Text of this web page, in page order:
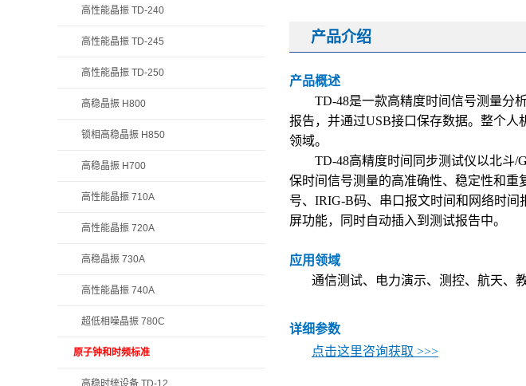
高性能晶振 TD-240
高性能晶振 TD-245
高性能晶振 TD-250
高稳晶振 H800
锁相高稳晶振 H850
高稳晶振 H700
高性能晶振 710A
高性能晶振 720A
高稳晶振 730A
高性能晶振 740A
超低相噪晶振 780C
原子钟和时频标准
高稳时统设备 TD-12
产品介绍
产品概述
TD-48是一款高精度时间信号测量分
报告，并通过USB接口保存数据。整个
领域。
TD-48高精度时间同步测试仪以北斗/
保时间信号测量的高准确性、稳定性和
号、IRIG-B码、串口报文时间和网络时
屏功能，同时自动插入到测试报告中。
应用领域
通信测试、电力演示、测控、航天、
详细参数
点击这里咨询获取 >>>